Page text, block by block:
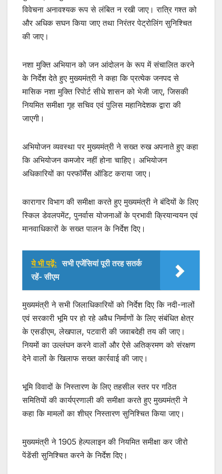
विवेचना अनावश्यक रूप से लंबित न रखी जाए। रात्रि गश्त को
और अधिक सघन किया जाए तथा निरंतर पेट्रोलिंग सुनिश्चित
की जाए।
नशा मुक्ति अभियान को जन आंदोलन के रूप में संचालित करने
के निर्देश देते हुए मुख्यमंत्री ने कहा कि प्रत्येक जनपद से
मासिक नशा मुक्ति रिपोर्ट सीधे शासन को भेजी जाए, जिसकी
नियमित समीक्षा गृह सचिव एवं पुलिस महानिदेशक द्वारा की
जाएगी।
अभियोजन व्यवस्था पर मुख्यमंत्री ने सख्त रुख अपनाते हुए कहा
कि अभियोजन कमजोर नहीं होना चाहिए। अभियोजन
अधिकारियों का परफॉर्मेंस ऑडिट कराया जाए।
कारागार विभाग की समीक्षा करते हुए मुख्यमंत्री ने बंदियों के लिए
स्किल डेवलपमेंट, पुनर्वास योजनाओं के प्रभावी क्रियान्वयन एवं
मानवाधिकारों के सख्त पालन के निर्देश दिए।
ये भी पढ़ें: सभी एजेंसियां पूरी तरह सतर्क
रहें- सीएम
मुख्यमंत्री ने सभी जिलाधिकारियों को निर्देश दिए कि नदी-नालों
एवं सरकारी भूमि पर हो रहे अवैध निर्माणों के लिए संबंधित क्षेत्र
के एसडीएम, लेखपाल, पटवारी की जवाबदेही तय की जाए।
नियमों का उल्लंघन करने वालों और ऐसे अतिक्रमण को संरक्षण
देने वालों के खिलाफ सख्त कार्रवाई की जाए।
भूमि विवादों के निस्तारण के लिए तहसील स्तर पर गठित
समितियों की कार्यप्रणाली की समीक्षा करते हुए मुख्यमंत्री ने
कहा कि मामलों का शीघ्र निस्तारण सुनिश्चित किया जाए।
मुख्यमंत्री ने 1905 हेल्पलाइन की नियमित समीक्षा कर जीरो
पेंडेंसी सुनिश्चित करने के निर्देश दिए।